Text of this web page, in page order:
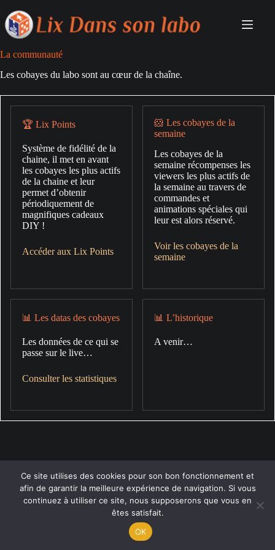
au
contenu
La communauté
Les cobayes du labo sont au cœur de la chaîne.
🏆 Lix Points
Système de fidélité de la
chaine, il met en avant
les cobayes les plus actifs
de la chaine et leur
permet d’obtenir
périodiquement de
magnifiques cadeaux
DIY !
Accéder aux Lix Points
🐹 Les cobayes de la
semaine
Les cobayes de la
semaine récompenses les
viewers les plus actifs de
la semaine au travers de
commandes et
animations spéciales qui
leur est alors réservé.
Voir les cobayes de la
semaine
📊 Les datas des cobayes
Les données de ce qui se
passe sur le live…
Consulter les statistiques
📊 L’historique
A venir…
Ce site utilises des cookies pour son bon fonctionnement et
afin de garantir la meilleure expérience de navigation. Si vous
continuez à utiliser ce site, nous supposerons que vous en
êtes satisfait.
OK